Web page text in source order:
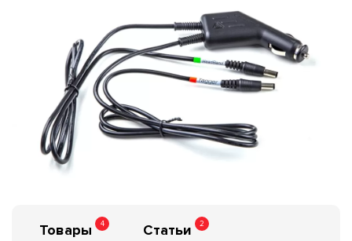
Товары 4 Статьи 2